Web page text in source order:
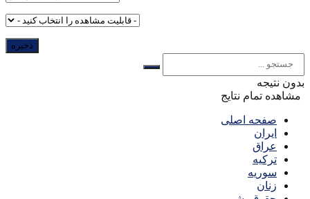
بدون نتیجه
مشاهده تمام نتایج
صفحه اصلی
ایران
عراق
ترکیه
سوریه
زنان